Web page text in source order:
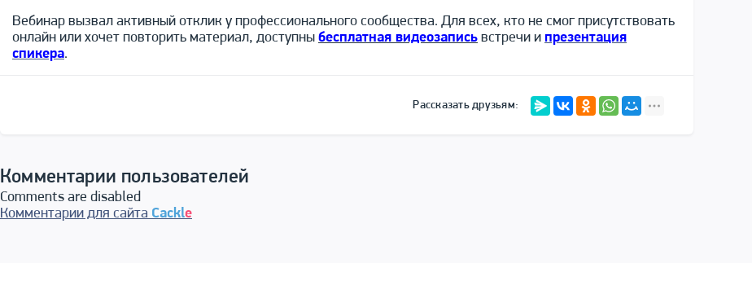
Вебинар вызвал активный отклик у профессионального сообщества. Для всех, кто не смог присутствовать
онлайн или хочет повторить материал, доступны бесплатная видеозапись встречи и презентация
спикера.
Рассказать друзьям:
Комментарии пользователей
Comments are disabled
Комментарии для сайта Cackle